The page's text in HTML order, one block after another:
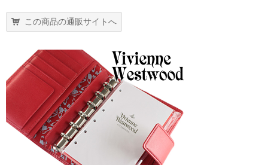
この商品の通販サイトへ